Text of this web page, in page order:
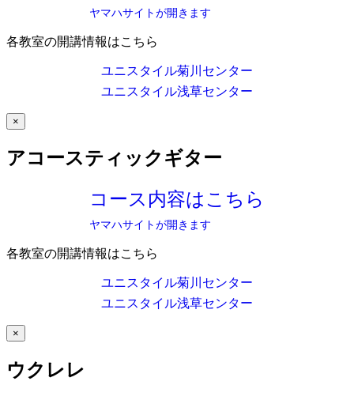
ヤマハサイトが開きます
各教室の開講情報はこちら
ユニスタイル菊川センター
ユニスタイル浅草センター
×
アコースティックギター
コース内容はこちら
ヤマハサイトが開きます
各教室の開講情報はこちら
ユニスタイル菊川センター
ユニスタイル浅草センター
×
ウクレレ